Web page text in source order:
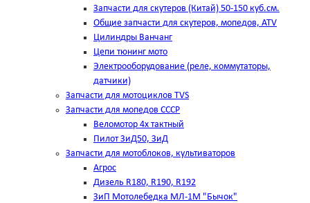
Запчасти для скутеров (Китай) 50-150 куб.см.
Общие запчасти для скутеров, мопедов, ATV
Цилиндры Ванчанг
Цепи тюнинг мото
Электрооборудование (реле, коммутаторы,
датчики)
Запчасти для мотоциклов TVS
Запчасти для мопедов СССР
Веломотор 4х тактный
Пилот ЗиД50, ЗиД
Запчасти для мотоблоков, культиваторов
Агрос
Дизель R180, R190, R192
ЗиП Мотолебедка МЛ-1М "Бычок"